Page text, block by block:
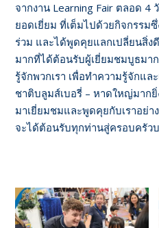
จากงาน Learning Fair ตลอด
ยอดเยี่ยม ที่เต็มไปด้วยกิจกรรม
ร่วม และได้พูดคุยแลกเปลี่ยนสิ่ง
มากที่ได้ต้อนรับผู้เยี่ยมชมบูธมา
รู้จักพวกเรา เพื่อทำความรู้จักแล
ชาติบลูมส์เบอรี่ – หาดใหญ่มา
มาเยี่ยมชมและพูดคุยกับเราอย่า
จะได้ต้อนรับทุกท่านสู่ครอบครัวบ